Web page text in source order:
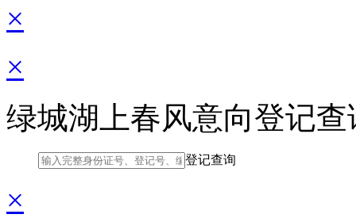
×
×
绿城湖上春风意向登记查
登记查询
×